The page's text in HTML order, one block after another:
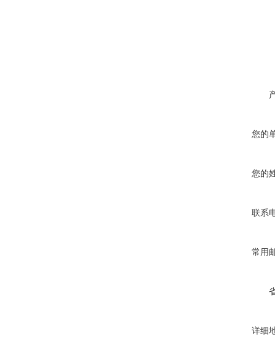
您的
您的
联系
常用
详细